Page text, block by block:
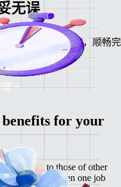
无误
资、计算税务扣款，顺畅完
for your
to those of other
60% have chosen one job